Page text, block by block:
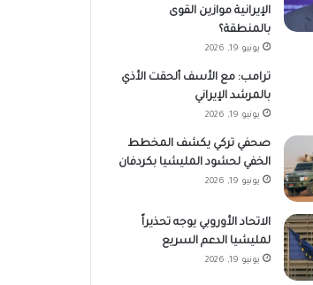
الإيرانية موازين القوى
بالمنطقة؟
يونيو 19, 2026
ترامب: مع الأسف ألحقت الأذي
بالمرشد الإيراني
يونيو 19, 2026
صحفي تركي يكشف المخطط
الخفي لحشود المليشيا بكردفان
يونيو 19, 2026
الاتحاد الأوروبي يوجه تحذيراً
لمليشيا الدعم السريع
يونيو 19, 2026